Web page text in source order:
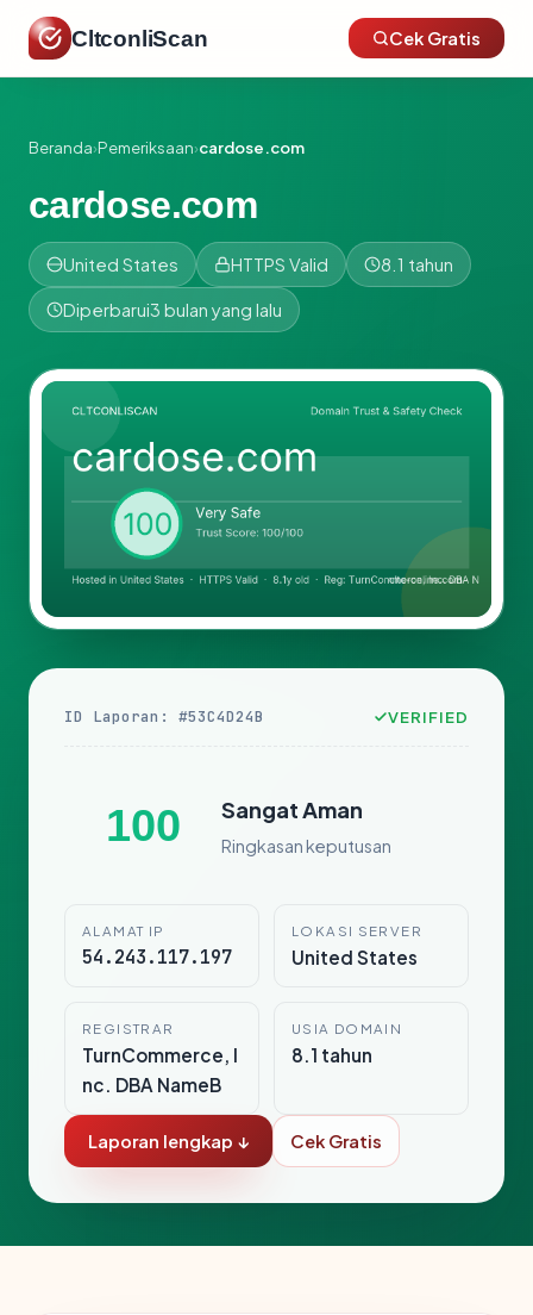
CltconliScan Cek Gratis
Beranda›Pemeriksaan›cardose.com
cardose.com
United States HTTPS Valid 8.1 tahun
Diperbarui3 bulan yang lalu
ID Laporan: #53C4D24B VERIFIED
100 Sangat Aman
Ringkasan keputusan
ALAMAT IP
54.243.117.197
LOKASI SERVER
United States
REGISTRAR
TurnCommerce, I
nc. DBA NameB
USIA DOMAIN
8.1 tahun
Laporan lengkap ↓ Cek Gratis